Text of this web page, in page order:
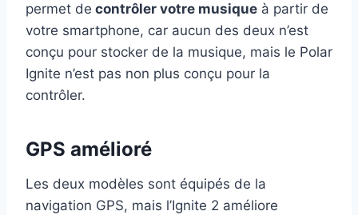
permet de contrôler votre musique à partir de
votre smartphone, car aucun des deux n’est
conçu pour stocker de la musique, mais le Polar
Ignite n’est pas non plus conçu pour la
contrôler.
GPS amélioré
Les deux modèles sont équipés de la
navigation GPS, mais l’Ignite 2 améliore